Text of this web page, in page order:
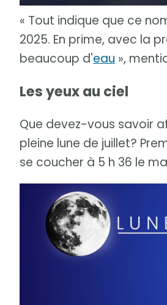
« Tout indique que ce
2025. En prime, avec la
beaucoup d'eau »,
Les yeux au ciel
Que devez-vous savoir
pleine lune de juillet?
se coucher à 5 h 36 le